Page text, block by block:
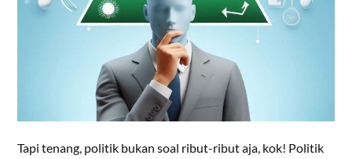
Tapi tenang, politik bukan soal ribut-ribut aja, kok! Politik